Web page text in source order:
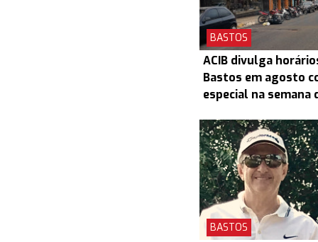
BASTOS
ACIB divulga
Bastos em agosto
especial na semana
BASTOS